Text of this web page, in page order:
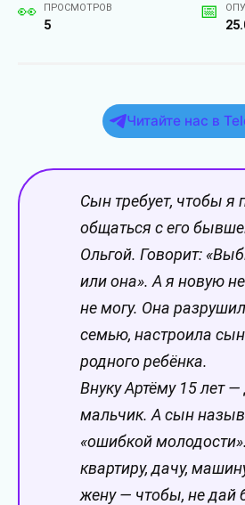
ПРОСМОТРОВ
5
Читайте нас в
Сын требует, чтобы я
общаться с его
Ольгой. Говорит:
или она». А я новую
не могу. Она
семью, настроила
родного ребёнка.
Внуку Артёму 15 лет
мальчик. А сын
«ошибкой
квартиру, дачу,
жену — чтобы, не дай